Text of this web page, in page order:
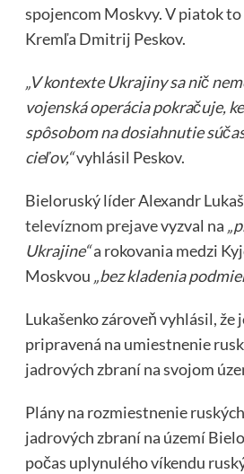
spojencom Moskvy. V piatok
Kremľa Dmitrij Peskov.
„V kontexte Ukrajiny sa nič
vojenská operácia pokračuje,
spôsobom na dosiahnutie
cieľov,“vyhlásil Peskov.
Bieloruský líder Alexandr
televíznom prejavevyzval na
Ukrajine“a rokovania medzi
Moskvou „bez kladenia
Lukašenko zároveň vyhlásil, že
pripravená na umiestnenie
jadrových zbraní na svojom
Plány na rozmiestnenie
jadrových zbraní na území
počas uplynulého víkendu